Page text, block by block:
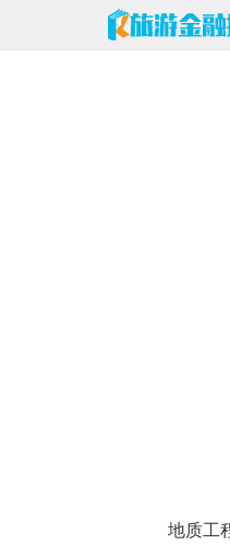
地质工